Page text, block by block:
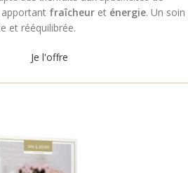
apportant fraîcheur et énergie. Un soin
et rééquilibrée.
Je l'offre